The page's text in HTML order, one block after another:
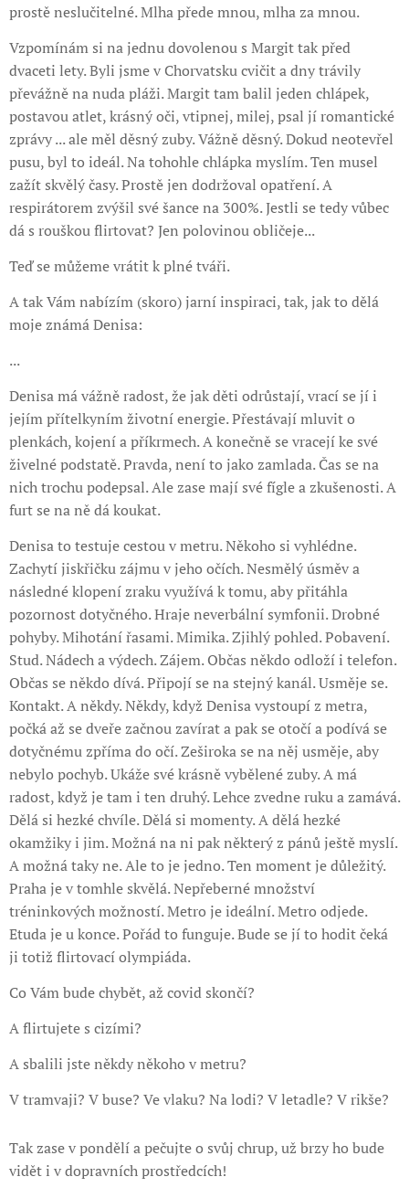
prostě neslučitelné. Mlha přede mnou, mlha za mnou.
Vzpomínám si na jednu dovolenou s Margit tak před
dvaceti lety. Byli jsme v Chorvatsku cvičit a dny trávily
převážně na nuda pláži. Margit tam balil jeden chlápek,
postavou atlet, krásný oči, vtipnej, milej, psal jí romantické
zprávy ... ale měl děsný zuby. Vážně děsný. Dokud neotevřel
pusu, byl to ideál. Na tohohle chlápka myslím. Ten musel
zažít skvělý časy. Prostě jen dodržoval opatření. A
respirátorem zvýšil své šance na 300%. Jestli se tedy vůbec
dá s rouškou flirtovat? Jen polovinou obličeje...
Teď se můžeme vrátit k plné tváři.
A tak Vám nabízím (skoro) jarní inspiraci, tak, jak to dělá
moje známá Denisa:
...
Denisa má vážně radost, že jak děti odrůstají, vrací se jí i
jejím přítelkyním životní energie. Přestávají mluvit o
plenkách, kojení a příkrmech. A konečně se vracejí ke své
živelné podstatě. Pravda, není to jako zamlada. Čas se na
nich trochu podepsal. Ale zase mají své fígle a zkušenosti. A
furt se na ně dá koukat.
Denisa to testuje cestou v metru. Někoho si vyhlédne.
Zachytí jiskřičku zájmu v jeho očích. Nesmělý úsměv a
následné klopení zraku využívá k tomu, aby přitáhla
pozornost dotyčného. Hraje neverbální symfonii. Drobné
pohyby. Mihotání řasami. Mimika. Zjihlý pohled. Pobavení.
Stud. Nádech a výdech. Zájem. Občas někdo odloží i telefon.
Občas se někdo dívá. Připojí se na stejný kanál. Usměje se.
Kontakt. A někdy. Někdy, když Denisa vystoupí z metra,
počká až se dveře začnou zavírat a pak se otočí a podívá se
dotyčnému zpříma do očí. Zeširoka se na něj usměje, aby
nebylo pochyb. Ukáže své krásně vybělené zuby. A má
radost, když je tam i ten druhý. Lehce zvedne ruku a zamává.
Dělá si hezké chvíle. Dělá si momenty. A dělá hezké
okamžiky i jim. Možná na ni pak některý z pánů ještě myslí.
A možná taky ne. Ale to je jedno. Ten moment je důležitý.
Praha je v tomhle skvělá. Nepřeberné množství
tréninkových možností. Metro je ideální. Metro odjede.
Etuda je u konce. Pořád to funguje. Bude se jí to hodit čeká
ji totiž flirtovací olympiáda.
Co Vám bude chybět, až covid skončí?
A flirtujete s cizími?
A sbalili jste někdy někoho v metru?
V tramvaji? V buse? Ve vlaku? Na lodi? V letadle? V rikše?
Tak zase v pondělí a pečujte o svůj chrup, už brzy ho bude
vidět i v dopravních prostředcích!